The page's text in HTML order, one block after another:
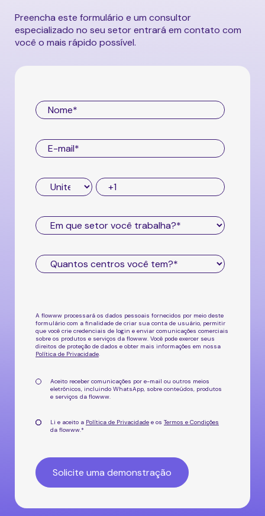
Preencha este formulário e um consultor
especializado no seu setor entrará em contato com
você o mais rápido possível.
A flowww processará os dados pessoais fornecidos por meio deste
formulário com a finalidade de criar sua conta de usuário, permitir
que você crie credenciais de login e enviar comunicações comerciais
sobre os produtos e serviços da flowww. Você pode exercer seus
direitos de proteção de dados e obter mais informações em nossa
Política de Privacidade.
Aceito receber comunicações por e-mail ou outros meios
eletrônicos, incluindo WhatsApp, sobre conteúdos, produtos
e serviços da flowww.
Li e aceito a Política de Privacidade e os Termos e Condições
da flowww.*